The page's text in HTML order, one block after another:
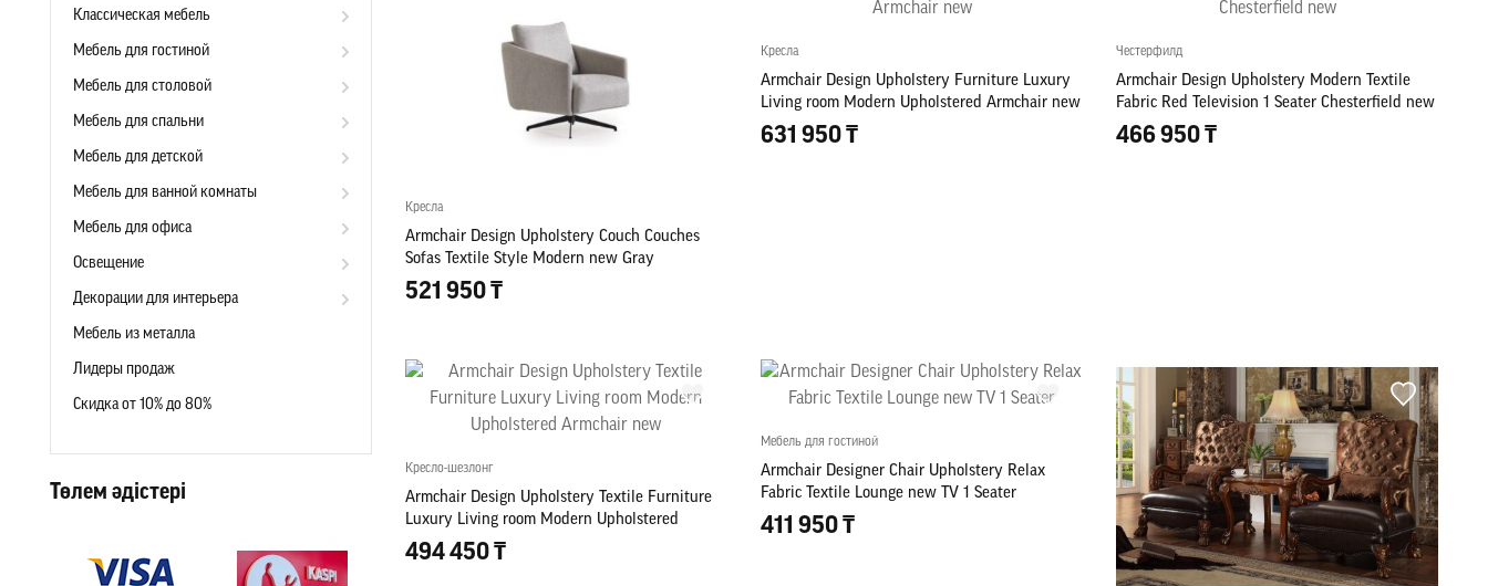
Классическая мебель
Мебель для гостиной
Мебель для столовой
Мебель для спальни
Мебель для детской
Мебель для ванной комнаты
Мебель для офиса
Освещение
Декорации для интерьера
Мебель из металла
Лидеры продаж
Скидка от 10% до 80%
Төлем әдістері
Кресла
Armchair Design Upholstery Couch Couches
Sofas Textile Style Modern new Gray
521 950 ₸
Кресла
Armchair Design Upholstery Furniture Luxury
Living room Modern Upholstered Armchair new
631 950 ₸
Честерфилд
Armchair Design Upholstery Modern Textile
Fabric Red Television 1 Seater Chesterfield new
466 950 ₸
Кресло-шезлонг
Armchair Design Upholstery Textile Furniture
Luxury Living room Modern Upholstered
Armchair new
494 450 ₸
Мебель для гостиной
Armchair Designer Chair Upholstery Relax
Fabric Textile Lounge new TV 1 Seater
411 950 ₸